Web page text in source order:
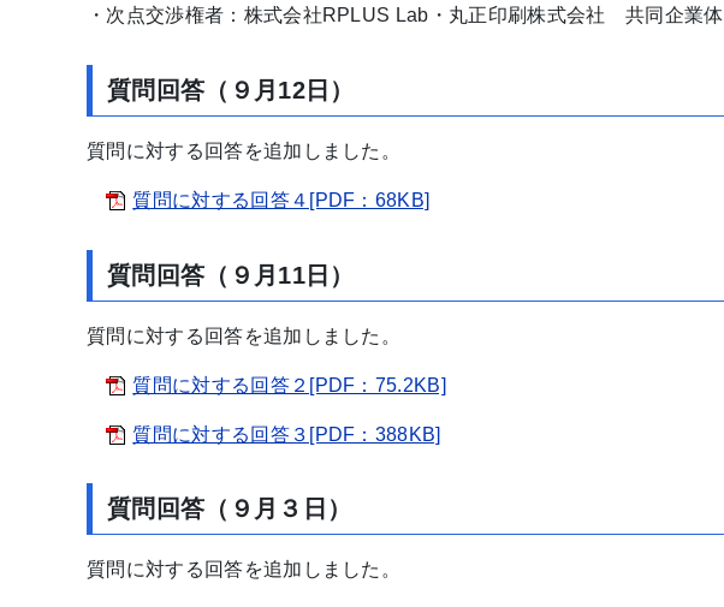
・次点交渉権者：株式会社RPLUS Lab・丸正印刷株式会社 共同企業体
質問回答（９月12日）
質問に対する回答を追加しました。
質問に対する回答４[PDF：68KB]
質問回答（９月11日）
質問に対する回答を追加しました。
質問に対する回答２[PDF：75.2KB]
質問に対する回答３[PDF：388KB]
質問回答（９月３日）
質問に対する回答を追加しました。